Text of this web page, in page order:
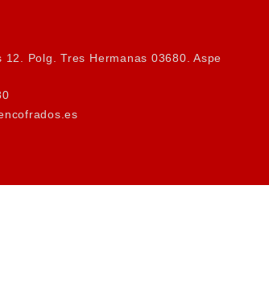
12. Polg. Tres Hermanas 03680. Aspe